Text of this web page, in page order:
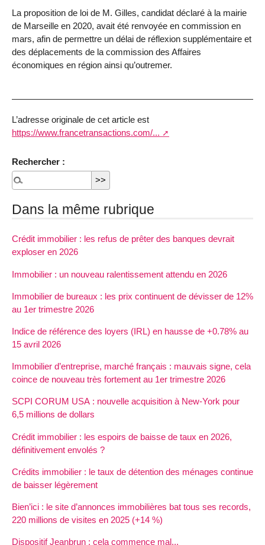
La proposition de loi de M. Gilles, candidat déclaré à la mairie
de Marseille en 2020, avait été renvoyée en commission en
mars, afin de permettre un délai de réflexion supplémentaire et
des déplacements de la commission des Affaires
économiques en région ainsi qu’outremer.
L’adresse originale de cet article est
https://www.francetransactions.com/...
Rechercher :
Dans la même rubrique
Crédit immobilier : les refus de prêter des banques devrait
exploser en 2026
Immobilier : un nouveau ralentissement attendu en 2026
Immobilier de bureaux : les prix continuent de dévisser de 12%
au 1er trimestre 2026
Indice de référence des loyers (IRL) en hausse de +0.78% au
15 avril 2026
Immobilier d’entreprise, marché français : mauvais signe, cela
coince de nouveau très fortement au 1er trimestre 2026
SCPI CORUM USA : nouvelle acquisition à New-York pour
6,5 millions de dollars
Crédit immobilier : les espoirs de baisse de taux en 2026,
définitivement envolés ?
Crédits immobilier : le taux de détention des ménages continue
de baisser légèrement
Bien’ici : le site d’annonces immobilières bat tous ses records,
220 millions de visites en 2025 (+14 %)
Dispositif Jeanbrun : cela commence mal...